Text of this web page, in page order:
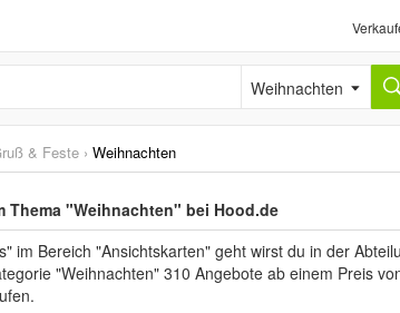
Weihnachten
& Feste › Weihnachten
"Weihnachten" bei Hood.de
im Bereich "Ansichtskarten" geht wirst du in der
"Weihnachten" 310 Angebote ab einem Preis